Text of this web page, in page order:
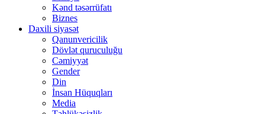
Kənd təsərrüfatı
Biznes
Daxili siyasət
Qanunvericilik
Dövlət quruculuğu
Cəmiyyət
Gender
Din
İnsan Hüquqları
Media